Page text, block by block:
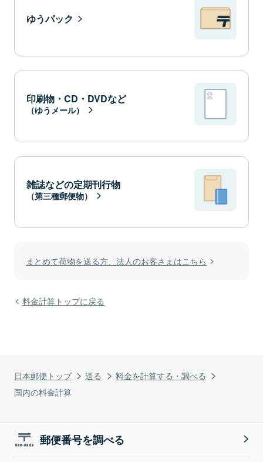
日本郵便トップ 送る
料金を計算する・調べる
国内の料金計算
ゆうパック
印刷物・CD・DVDなど
（ゆうメール）
雑誌などの定期刊行物
（第三種郵便物）
まとめて荷物を送る方、法人のお客さまはこちら
料金計算トップに戻る
郵便番号を調べる